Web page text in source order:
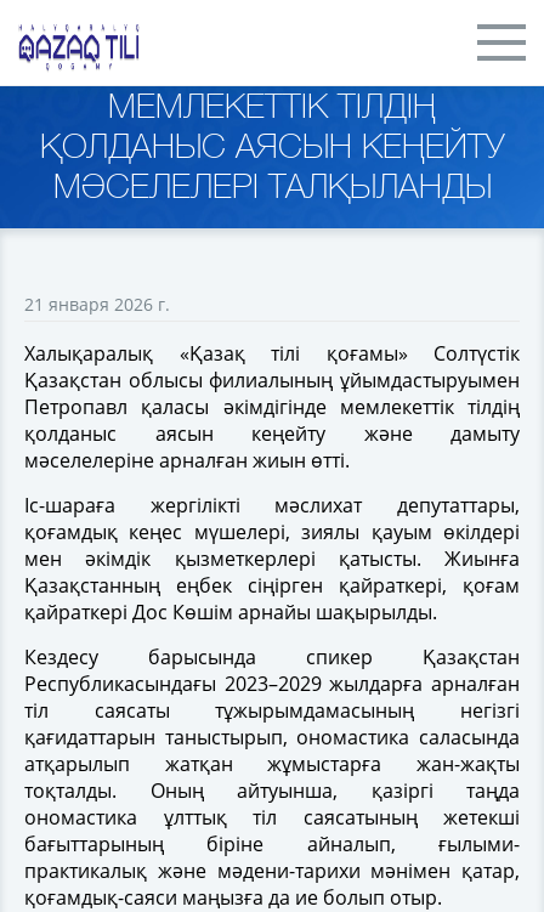
МЕМЛЕКЕТТІК ТІЛДІҢ
ҚОЛДАНЫС АЯСЫН КЕҢЕЙТУ
МӘСЕЛЕЛЕРІ ТАЛҚЫЛАНДЫ
21 января 2026 г.
Халықаралық «Қазақ тілі қоғамы» Солтүстік
Қазақстан облысы филиалының ұйымдастыруымен
Петропавл қаласы әкімдігінде мемлекеттік тілдің
қолданыс аясын кеңейту және дамыту
мәселелеріне арналған жиын өтті.
Іс-шараға жергілікті мәслихат депутаттары,
қоғамдық кеңес мүшелері, зиялы қауым өкілдері
мен әкімдік қызметкерлері қатысты. Жиынға
Қазақстанның еңбек сіңірген қайраткері, қоғам
қайраткері Дос Көшім арнайы шақырылды.
Кездесу барысында спикер Қазақстан
Республикасындағы 2023–2029 жылдарға арналған
тіл саясаты тұжырымдамасының негізгі
қағидаттарын таныстырып, ономастика саласында
атқарылып жатқан жұмыстарға жан-жақты
тоқталды. Оның айтуынша, қазіргі таңда
ономастика ұлттық тіл саясатының жетекші
бағыттарының біріне айналып, ғылыми-
практикалық және мәдени-тарихи мәнімен қатар,
қоғамдық-саяси маңызға да ие болып отыр.